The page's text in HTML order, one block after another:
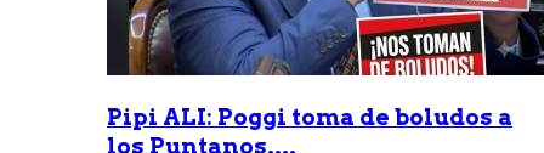
Pipi ALI: Poggi toma de boludos a
los Puntanos....